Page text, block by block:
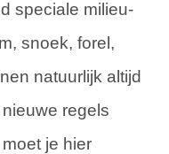
speciale milieu-
snoek, forel,
natuurlijk altijd
regels
je hier